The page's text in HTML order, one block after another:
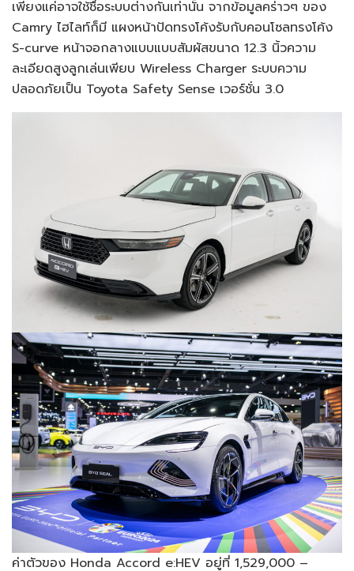
เพียงแค่อาจใช้ชื่อระบบต่างกันเท่านั้น จากข้อมูลคร่าวๆ ของ
Camry ไฮไลท์ก็มี แผงหน้าปัดทรงโค้งรับกับคอนโซลทรงโค้ง
S-curve หน้าจอกลางแบบแบบสัมผัสขนาด 12.3 นิ้วความ
ละเอียดสูงลูกเล่นเพียบ Wireless Charger ระบบความ
ปลอดภัยเป็น Toyota Safety Sense เวอร์ชั่น 3.0
ค่าตัวของ Honda Accord e:HEV อยู่ที่ 1,529,000 –